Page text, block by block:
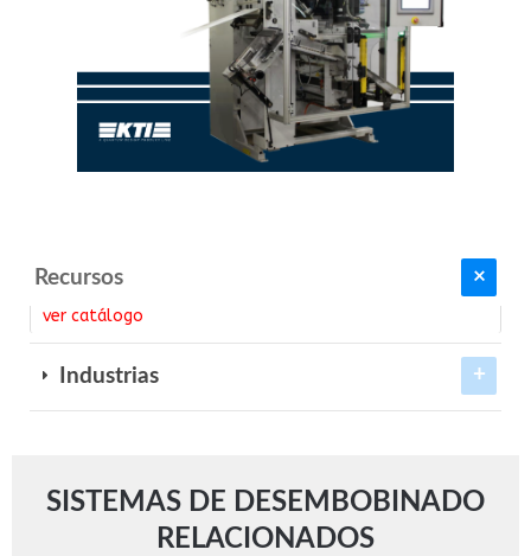
Recursos
ver catálogo
Industrias
SISTEMAS DE DESEMBOBINADO
RELACIONADOS